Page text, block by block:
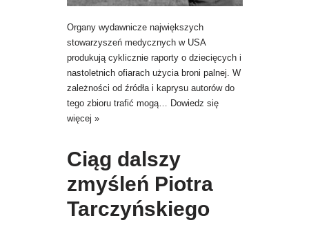
Organy wydawnicze największych
stowarzyszeń medycznych w USA
produkują cyklicznie raporty o dziecięcych i
nastoletnich ofiarach użycia broni palnej. W
zależności od źródła i kaprysu autorów do
tego zbioru trafić mogą…
Dowiedz się
więcej »
Ciąg dalszy
zmyśleń Piotra
Tarczyńskiego